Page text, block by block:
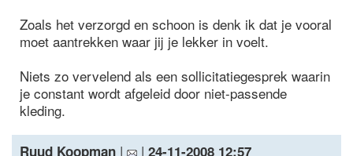
Zoals het verzorgd en schoon is denk ik dat je vooral
moet aantrekken waar jij je lekker in voelt.
Niets zo vervelend als een sollicitatiegesprek waarin
je constant wordt afgeleid door niet-passende
kleding.
Ruud Koopman | | 24-11-2008 12:57